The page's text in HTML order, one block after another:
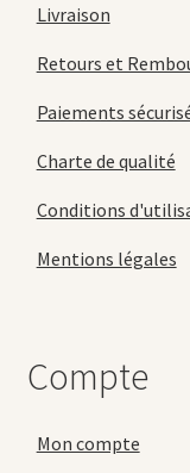
Livraison
Retours et
Paiements
Charte de qualité
Conditions
Mentions légales
Compte
Mon compte